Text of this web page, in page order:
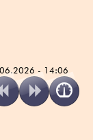
- 14:06